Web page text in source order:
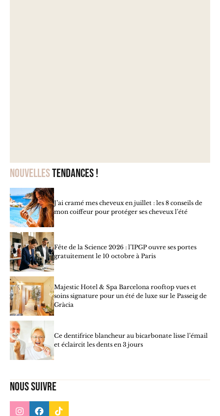
Nouvellestendances !
J’ai cramé mes cheveux en juillet : les 8 conseils de
mon coiffeur pour protéger ses cheveux l’été
Fête de la Science 2026 : l’IPGP ouvre ses portes
gratuitement le 10 octobre à Paris
Majestic Hotel & Spa Barcelona rooftop vues et
soins signature pour un été de luxe sur le Passeig de
Gràcia
Ce dentifrice blancheur au bicarbonate lisse l’émail
et éclaircit les dents en 3 jours
Nous suivre